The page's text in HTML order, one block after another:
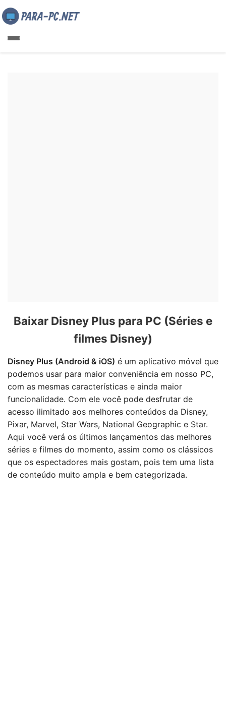
Baixar Disney Plus para PC (Séries e
filmes Disney)
Disney Plus (Android & iOS) é um aplicativo móvel que
podemos usar para maior conveniência em nosso PC,
com as mesmas características e ainda maior
funcionalidade. Com ele você pode desfrutar de
acesso ilimitado aos melhores conteúdos da Disney,
Pixar, Marvel, Star Wars, National Geographic e Star.
Aqui você verá os últimos lançamentos das melhores
séries e filmes do momento, assim como os clássicos
que os espectadores mais gostam, pois tem uma lista
de conteúdo muito ampla e bem categorizada.